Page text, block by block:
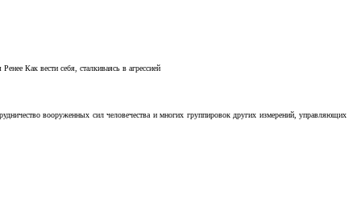
Как вести себя, сталкиваясь в агрессией
вооруженных сил человечества и многих группировок других измерений, управляющих